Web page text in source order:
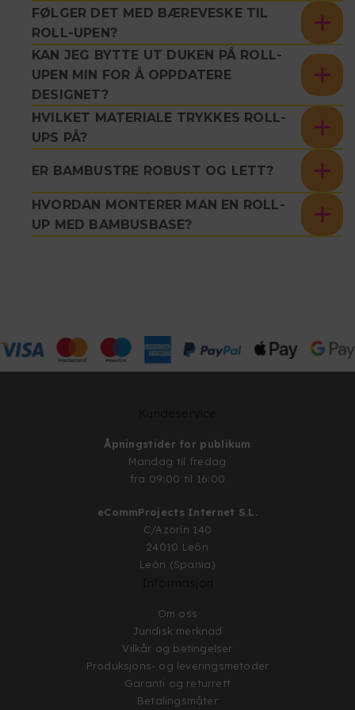
FØLGER DET MED BÆREVESKE TIL
ROLL-UPEN?
KAN JEG BYTTE UT DUKEN PÅ ROLL-
UPEN MIN FOR Å OPPDATERE
DESIGNET?
HVILKET MATERIALE TRYKKES ROLL-
UPS PÅ?
ER BAMBUSTRE ROBUST OG LETT?
HVORDAN MONTERER MAN EN ROLL-
UP MED BAMBUSBASE?
Åpningstider for publikum
Mandag til fredag
fra 09:00 til 16:00
eCommProjects Internet S.L.
C/Azorín 140
24010 León
León (Spania)
Om oss
Juridisk merknad
Vilkår og betingelser
Produksjons- og leveringsmetoder
Garanti og returrett
Betalingsmåter